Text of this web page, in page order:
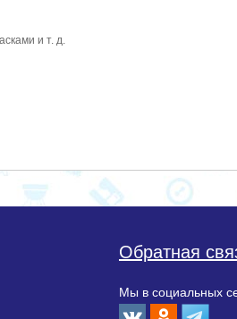
и т. д.
Обратная
Мы в социальных